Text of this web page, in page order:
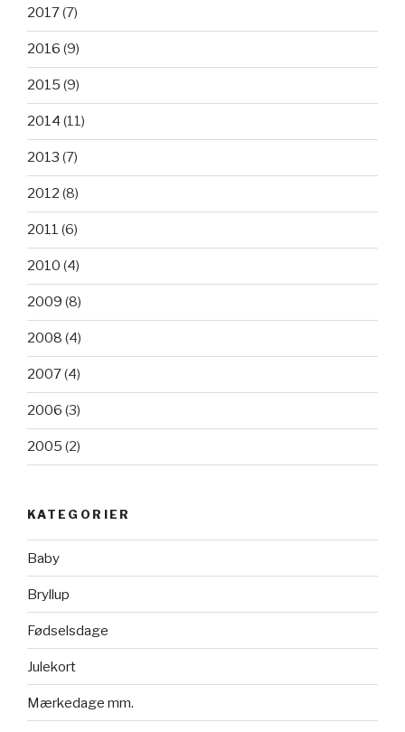
2017(7)
2016 (9)
2015 (9)
2014 (11)
2013 (7)
2012 (8)
2011 (6)
2010 (4)
2009 (8)
2008 (4)
2007(4)
2006 (3)
2005 (2)
KATEGORIER
Baby
Bryllup
Fødselsdage
Julekort
Mærkedage mm.